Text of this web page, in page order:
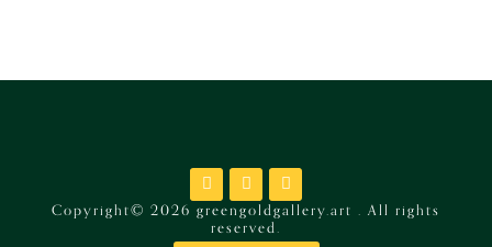
Copyright© 2026 greengoldgallery.art . All rights
reserved.